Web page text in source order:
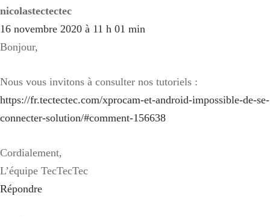
nicolastectectec
16 novembre 2020 à 11 h 01 min
Bonjour,
Nous vous invitons à consulter nos tutoriels :
https://fr.tectectec.com/xprocam-et-android-impossible-de-se-
connecter-solution/#comment-156638
Cordialement,
L’équipe TecTecTec
Répondre